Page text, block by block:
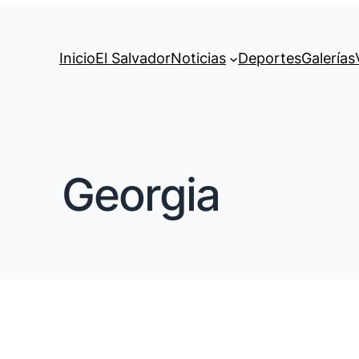
InicioEl SalvadorNoticias DeportesGalerías
Georgia